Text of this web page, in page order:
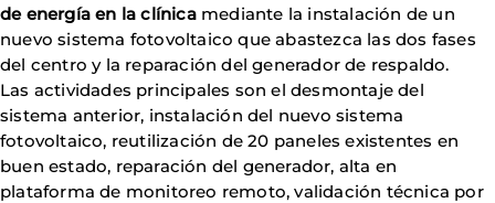
de energía en la clínicamediante la instalación de un
nuevo sistema fotovoltaico que abastezca las dos fases
del centro y la reparación del generador de respaldo.
Las actividades principales son el desmontaje del
sistema anterior, instalación del nuevo sistema
fotovoltaico, reutilización de 20 paneles existentes en
buen estado, reparación del generador, alta en
plataforma de monitoreo remoto, validación técnica por